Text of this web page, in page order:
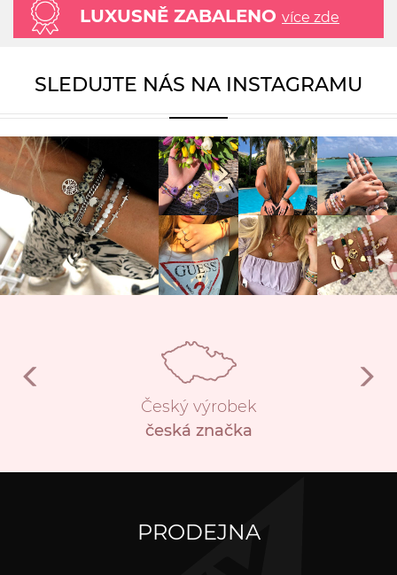
LUXUSNĚ ZABALENO více zde
SLEDUJTE NÁS NA INSTAGRAMU
Český výrobek
česká značka
PRODEJNA